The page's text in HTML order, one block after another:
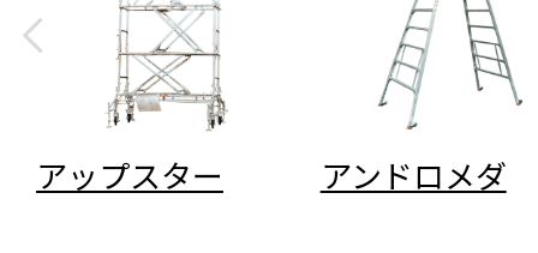
アップスター アンドロメダ